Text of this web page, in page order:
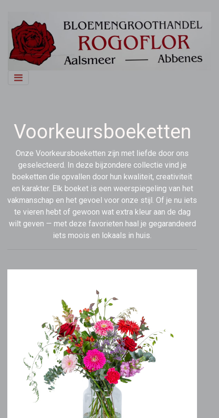
Voorkeursboeketten
Onze Voorkeursboeketten zijn met liefde door ons
geselecteerd. In deze bijzondere collectie vind je
boeketten die opvallen door hun kwaliteit, creativiteit
en karakter. Elk boeket is een weerspiegeling van het
vakmanschap en het gevoel voor onze stijl. Of je nu iets
te vieren hebt of gewoon wat extra kleur aan de dag
wilt geven — met deze favorieten haal je gegarandeerd
iets moois en lokaals in huis.